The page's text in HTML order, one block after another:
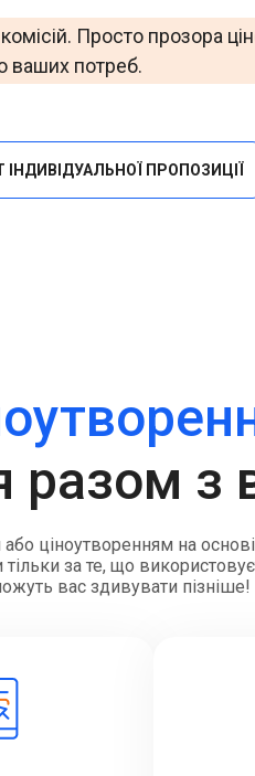
універсального API.
через Flash
Офіси
Просто прозора
ваших потреб.
ІНДИВІДУАЛЬНОЇ ПРОПОЗИЦІЇ
разом з
ціноутворенням на
за те, що
вас здивувати пізніше!